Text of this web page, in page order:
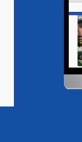
Magazine